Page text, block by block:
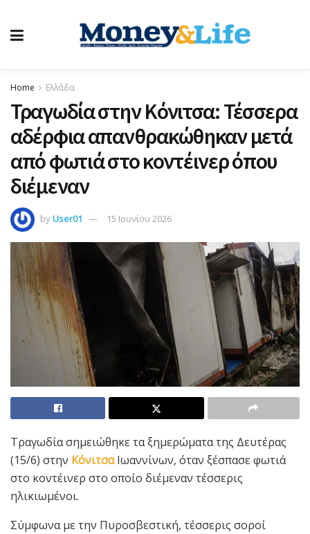
Home Ελλάδα
Τραγωδία στην Κόνιτσα: Τέσσερα
αδέρφια απανθρακώθηκαν μετά
από φωτιά στο κοντέινερ όπου
διέμεναν
byUser01 15 Ιουνίου 2026
Τραγωδία σημειώθηκε τα ξημερώματα της Δευτέρας
(15/6) στην Κόνιτσα Ιωαννίνων, όταν ξέσπασε φωτιά
στο κοντέινερ στο οποίο διέμεναν τέσσερις
ηλικιωμένοι.
Σύμφωνα με την Πυροσβεστική, τέσσερις σοροί